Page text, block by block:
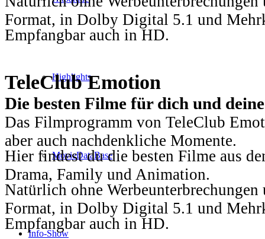
Highlights
MovieDataBase
Info-Show
Format, in Dolby Digital 5.1 und
Empfangbar auch in HD.
TeleClub Emotion
Die besten Filme für dich und
Das Filmprogramm von TeleClub
aber auch nachdenkliche Momente.
Hier findest du die besten Filme aus
Drama, Family und Animation.
Natürlich ohne
Format, in Dolby Digital 5.1 und
Empfangbar auch in HD.